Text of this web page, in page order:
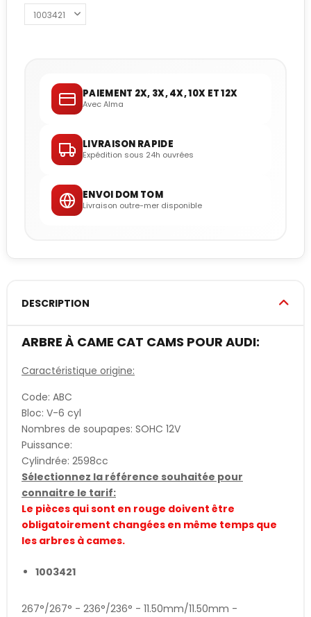
PAIEMENT 2X, 3X, 4X, 10X ET 12X
Avec Alma
LIVRAISON RAPIDE
Expédition sous 24h ouvrées
ENVOI DOM TOM
Livraison outre-mer disponible
DESCRIPTION
ARBRE À CAME CAT CAMS POUR AUDI:
Caractéristique origine:
Code: ABC
Bloc: V-6 cyl
Nombres de soupapes: SOHC 12V
Puissance:
Cylindrée: 2598cc
Sélectionnez la référence souhaitée pour
connaitre le tarif:
Le pièces qui sont en rouge doivent être
obligatoirement changées en même temps que
les arbres à cames.
1003421
267°/267° - 236°/236° - 11.50mm/11.50mm -